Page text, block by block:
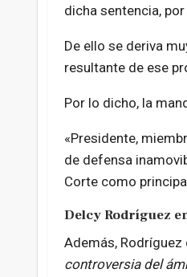
dicha sentencia,
De ello se deriva
resultante de ese
Por lo dicho, la
«Presidente,
de defensa
Corte como
Delcy Rodríguez
Además, Rodríguez
controversia del